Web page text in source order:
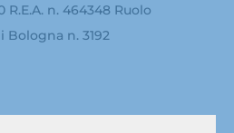
R.E.A. n. 464348 Ruolo
Bologna n. 3192